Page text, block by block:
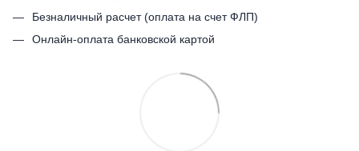
Безналичный расчет (оплата на счет ФЛП)
Онлайн-оплата банковской картой